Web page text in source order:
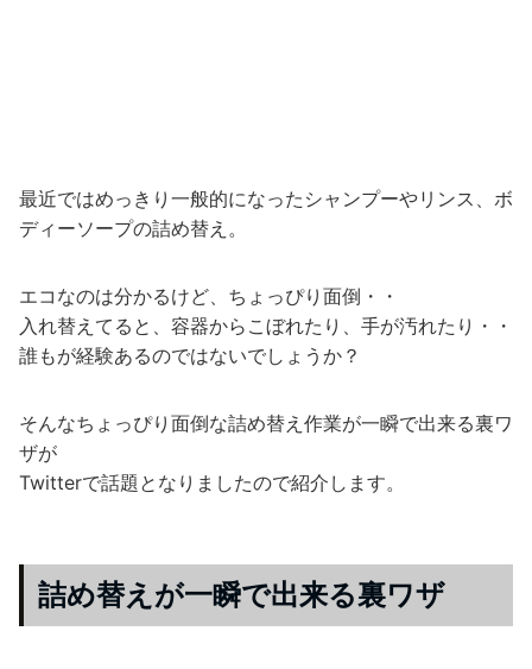
最近ではめっきり一般的になったシャンプーやリンス、ボ
ディーソープの詰め替え。
エコなのは分かるけど、ちょっぴり面倒・・
入れ替えてると、容器からこぼれたり、手が汚れたり・・
誰もが経験あるのではないでしょうか？
そんなちょっぴり面倒な詰め替え作業が一瞬で出来る裏ワ
ザが
Twitterで話題となりましたので紹介します。
詰め替えが一瞬で出来る裏ワザ